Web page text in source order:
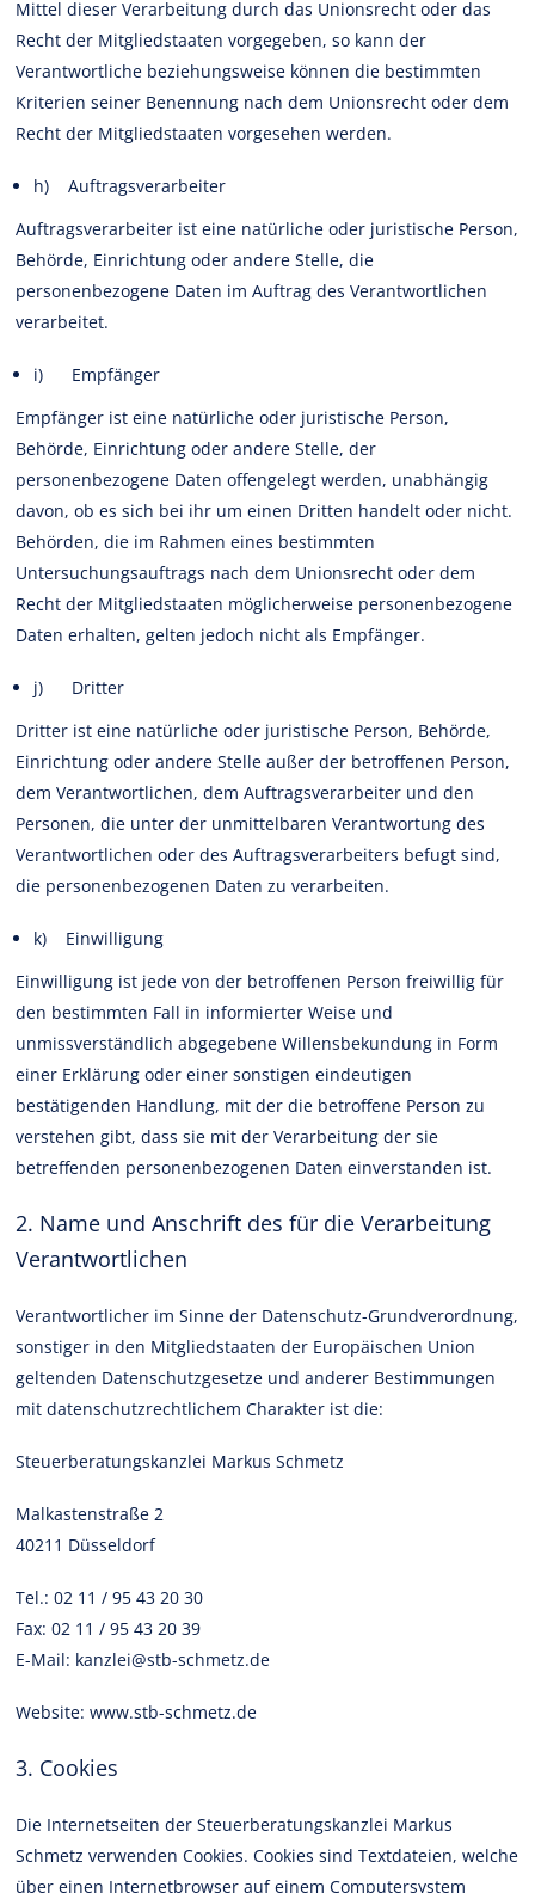
Mittel dieser Verarbeitung durch das Unionsrecht oder das
Recht der Mitgliedstaaten vorgegeben, so kann der
Verantwortliche beziehungsweise können die bestimmten
Kriterien seiner Benennung nach dem Unionsrecht oder dem
Recht der Mitgliedstaaten vorgesehen werden.
h) Auftragsverarbeiter
Auftragsverarbeiter ist eine natürliche oder juristische Person,
Behörde, Einrichtung oder andere Stelle, die
personenbezogene Daten im Auftrag des Verantwortlichen
verarbeitet.
i) Empfänger
Empfänger ist eine natürliche oder juristische Person,
Behörde, Einrichtung oder andere Stelle, der
personenbezogene Daten offengelegt werden, unabhängig
davon, ob es sich bei ihr um einen Dritten handelt oder nicht.
Behörden, die im Rahmen eines bestimmten
Untersuchungsauftrags nach dem Unionsrecht oder dem
Recht der Mitgliedstaaten möglicherweise personenbezogene
Daten erhalten, gelten jedoch nicht als Empfänger.
j) Dritter
Dritter ist eine natürliche oder juristische Person, Behörde,
Einrichtung oder andere Stelle außer der betroffenen Person,
dem Verantwortlichen, dem Auftragsverarbeiter und den
Personen, die unter der unmittelbaren Verantwortung des
Verantwortlichen oder des Auftragsverarbeiters befugt sind,
die personenbezogenen Daten zu verarbeiten.
k) Einwilligung
Einwilligung ist jede von der betroffenen Person freiwillig für
den bestimmten Fall in informierter Weise und
unmissverständlich abgegebene Willensbekundung in Form
einer Erklärung oder einer sonstigen eindeutigen
bestätigenden Handlung, mit der die betroffene Person zu
verstehen gibt, dass sie mit der Verarbeitung der sie
betreffenden personenbezogenen Daten einverstanden ist.
2. Name und Anschrift des für die Verarbeitung
Verantwortlichen
Verantwortlicher im Sinne der Datenschutz-Grundverordnung,
sonstiger in den Mitgliedstaaten der Europäischen Union
geltenden Datenschutzgesetze und anderer Bestimmungen
mit datenschutzrechtlichem Charakter ist die:
Steuerberatungskanzlei Markus Schmetz
Malkastenstraße 2
40211 Düsseldorf
Tel.: 02 11 / 95 43 20 30
Fax: 02 11 / 95 43 20 39
E-Mail: kanzlei@stb-schmetz.de
Website: www.stb-schmetz.de
3. Cookies
Die Internetseiten der Steuerberatungskanzlei Markus
Schmetz verwenden Cookies. Cookies sind Textdateien, welche
über einen Internetbrowser auf einem Computersystem